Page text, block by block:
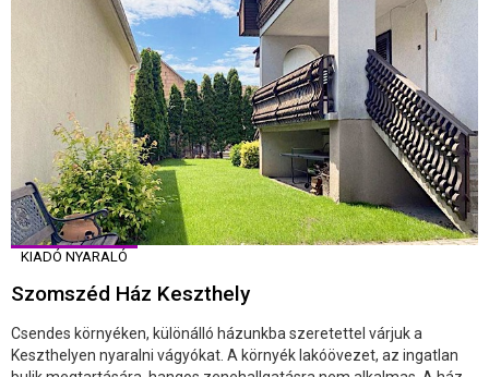
KIADÓ NYARALÓ
Szomszéd Ház Keszthely
Csendes környéken, különálló házunkba szeretettel várjuk a
Keszthelyen nyaralni vágyókat. A környék lakóövezet, az ingatlan